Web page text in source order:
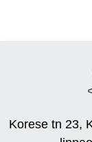
Korese tn 23,